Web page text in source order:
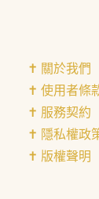
✝︎ 關於我們
✝︎ 使用者條
✝︎ 服務契約
✝︎ 隱私權政
✝︎ 版權聲明